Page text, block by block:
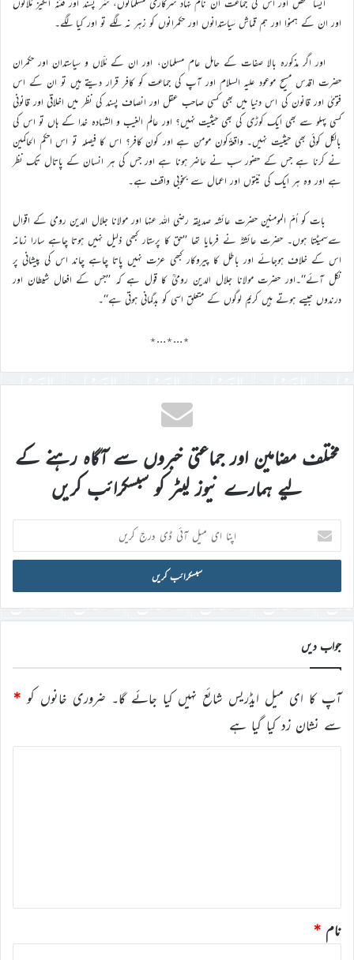
اور ان کے ہمنوا اور ہم قماش سیاستدانوں اور حکمرانوں کو زہر نہ لگے تو اور کیا لگے۔
اور اگر مذکورہ بالا صفات کے حامل عام مسلمان، اور ان کے مُلّاں و سیاستدان اور حکمران
حضرت اقدس مسیح موعود علیہ السلام اور آپ کی جماعت کو کافر قرار دیتے ہیں تو ان کے اس
فتویٰ اور قانون کی اس دنیا میں بھی کسی صاحب عقل اور انصاف پسند کی نظر میں اخلاقی اور قانونی
کسی پہلو سے بھی ایک کوڑی کی بھی حیثیت نہیں؟ اور عالم الغیب و الشہادہ خدا کے ہاں تو اس کی
بالکل کوئی بھی حیثیت نہیں۔ واقعۃًکون مومن ہے اور کون کافر؟ اس کا فیصلہ تو اس احکم الحاکمین
نے کرنا ہے جس کے حضور سب نے حاضر ہونا ہے اور جس کی ہر انسان کے پاتال تک نظر
ہے اور وہ ہر ایک کی نیّتوں اور اعمال سے بخوبی واقف ہے۔
بات کو اُمّ المومنین حضرت عائشہ صدیقہ رضی اللہ عنہا اور مولانا جلال الدین رومی کے اقوال
سےسمیٹتا ہوں۔ حضرت عائشہؓ نے فرمایا تھا ’’حق کا پرستار کبھی ذلیل نہیں ہوتا چاہے سارا زمانہ
اس کے خلاف ہوجائے اور باطل کا پیروکار کبھی عزت نہیں پاتا چاہے چاند اس کی پیشانی پر
نکل آئے‘‘۔اور حضرت مولانا جلال الدین رومیؒ کا قول ہے کہ ’’جس کے افعال شیطان اور
درندوں جیسے ہوتے ہیں کریم لوگوں کے متعلق اسی کو بدگمانی ہوتی ہے‘‘۔
٭…٭…٭
مختلف مضامین اور جماعتی خبروں سے آگاہ رہنے کے
لیے ہمارے نیوز لیٹر کو سبسکرائب کریں
اپنا
ای
میل
ڈی
درج
کریں
جواب دیں
آپ کا ای میل ایڈریس شائع نہیں کیا جائے گا۔ ضروری خانوں کو *
سے نشان زد کیا گیا ہے
نام *